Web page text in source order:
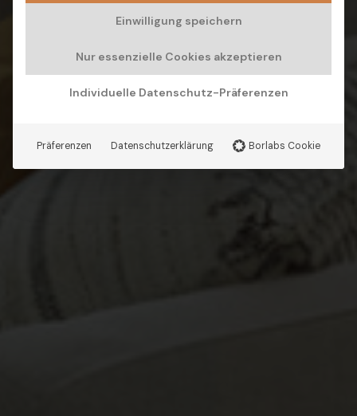
Einwilligung speichern
Nur essenzielle Cookies akzeptieren
Individuelle Datenschutz-Präferenzen
Präferenzen Datenschutzerklärung Borlabs Cookie